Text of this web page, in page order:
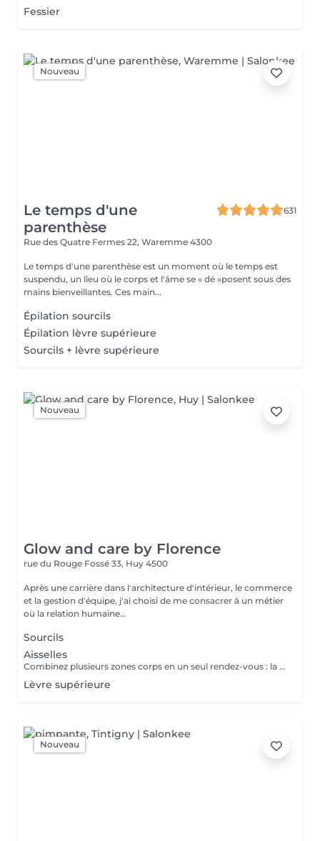
Fessier
Nouveau
Le temps d'une
parenthèse
631
Rue des Quatre Fermes 22, Waremme 4300
Le temps d'une parenthèse est un moment où le temps est
suspendu, un lieu où le corps et l'âme se « dé »posent sous des
mains bienveillantes. Ces main...
Épilation sourcils
Épilation lèvre supérieure
Sourcils + lèvre supérieure
Nouveau
Glow and care by Florence
rue du Rouge Fossé 33, Huy 4500
Après une carrière dans l'architecture d'intérieur, le commerce
et la gestion d'équipe, j'ai choisi de me consacrer à un métier
où la relation humaine...
Sourcils
Aisselles
Combinez plusieurs zones corps en un seul rendez-vous : la réduction s'applique sur le total cumulé des zones choisies. 2 zones - 5 % 3 zones et plus -10 %
Lèvre supérieure
Nouveau